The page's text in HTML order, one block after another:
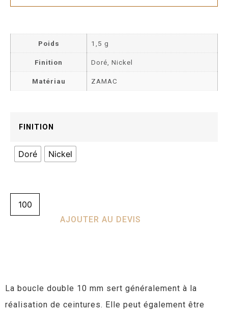
Poids 1,5 g
Finition Doré, Nickel
Matériau ZAMAC
FINITION
Doré Nickel
AJOUTER AU DEVIS
La boucle double 10 mm sert généralement à la
réalisation de ceintures. Elle peut également être